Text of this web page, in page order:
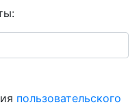
пользовательского